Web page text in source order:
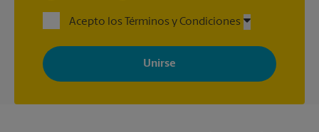
Acepto los Términos y Condiciones
Al registrarse, acepta recibir correos electrónicos de The UPS
Store con noticias, ofertas especiales, promociones y mensajes
adaptados a sus intereses. Puede darse de baja en cualquier
momento. Para más información, consulte nuestra política de